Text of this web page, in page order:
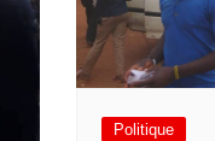
Politique